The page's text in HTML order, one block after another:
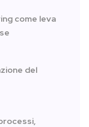
come leva
del